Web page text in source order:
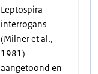
Leptospira
interrogans
(Milner et al.,
1981)
aangetoond en